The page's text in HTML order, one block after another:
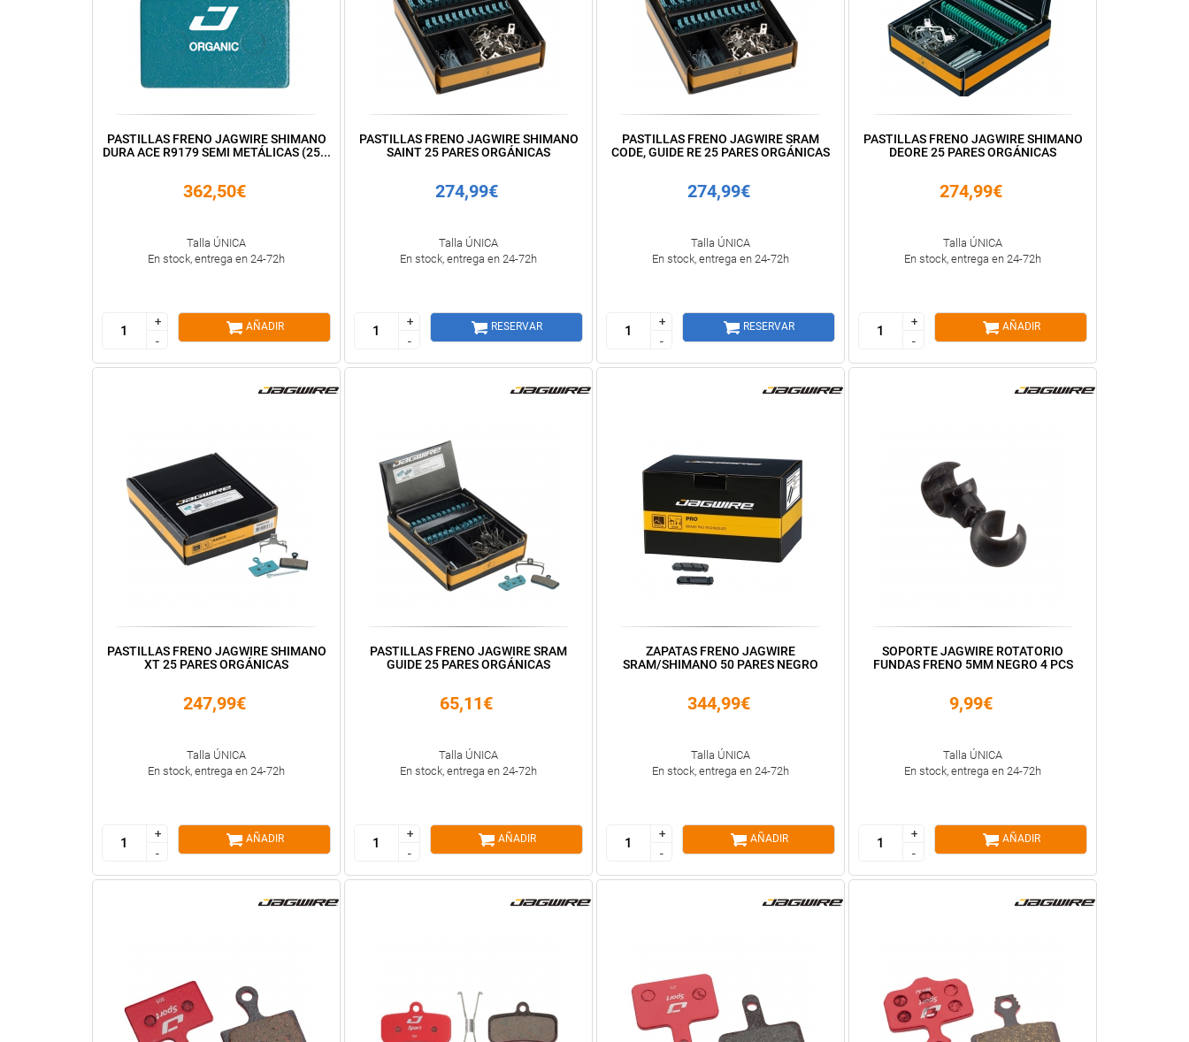
PASTILLAS FRENO JAGWIRE SHIMANO
DURA ACE R9179 SEMI METÁLICAS (25...
362,50€
Talla ÚNICA
En stock, entrega en 24-72h
+
-
+
-
AÑADIR
PASTILLAS FRENO JAGWIRE SHIMANO
SAINT 25 PARES ORGÁNICAS
274,99€
Talla ÚNICA
En stock, entrega en 24-72h
+
-
+
-
RESERVAR
PASTILLAS FRENO JAGWIRE SRAM
CODE, GUIDE RE 25 PARES ORGÁNICAS
274,99€
Talla ÚNICA
En stock, entrega en 24-72h
+
-
+
-
RESERVAR
PASTILLAS FRENO JAGWIRE SHIMANO
DEORE 25 PARES ORGÁNICAS
274,99€
Talla ÚNICA
En stock, entrega en 24-72h
+
-
+
-
AÑADIR
PASTILLAS FRENO JAGWIRE SHIMANO
XT 25 PARES ORGÁNICAS
247,99€
Talla ÚNICA
En stock, entrega en 24-72h
+
-
+
-
AÑADIR
PASTILLAS FRENO JAGWIRE SRAM
GUIDE 25 PARES ORGÁNICAS
65,11€
Talla ÚNICA
En stock, entrega en 24-72h
+
-
+
-
AÑADIR
ZAPATAS FRENO JAGWIRE
SRAM/SHIMANO 50 PARES NEGRO
344,99€
Talla ÚNICA
En stock, entrega en 24-72h
+
-
+
-
AÑADIR
SOPORTE JAGWIRE ROTATORIO
FUNDAS FRENO 5MM NEGRO 4 PCS
9,99€
Talla ÚNICA
En stock, entrega en 24-72h
+
-
+
-
AÑADIR